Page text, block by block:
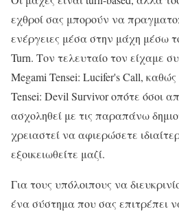
εχθροί σας μπορούν να
ενέργειες μέσα στην μάχη μέσω
Turn. Τον τελευταίο τον είχαμε
Megami Tensei: Lucifer's Call,
Tensei: Devil Survivor οπότε όσοι
ασχοληθεί με τις παραπάνω
χρειαστεί να αφιερώσετε
εξοικειωθείτε μαζί.
Για τους υπόλοιπους να
ένα σύστημα που σας επιτρέπει